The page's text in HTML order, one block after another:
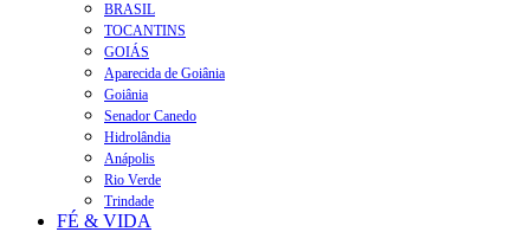
BRASIL
TOCANTINS
GOIÁS
Aparecida de Goiânia
Goiânia
Senador Canedo
Hidrolândia
Anápolis
Rio Verde
Trindade
FÉ & VIDA